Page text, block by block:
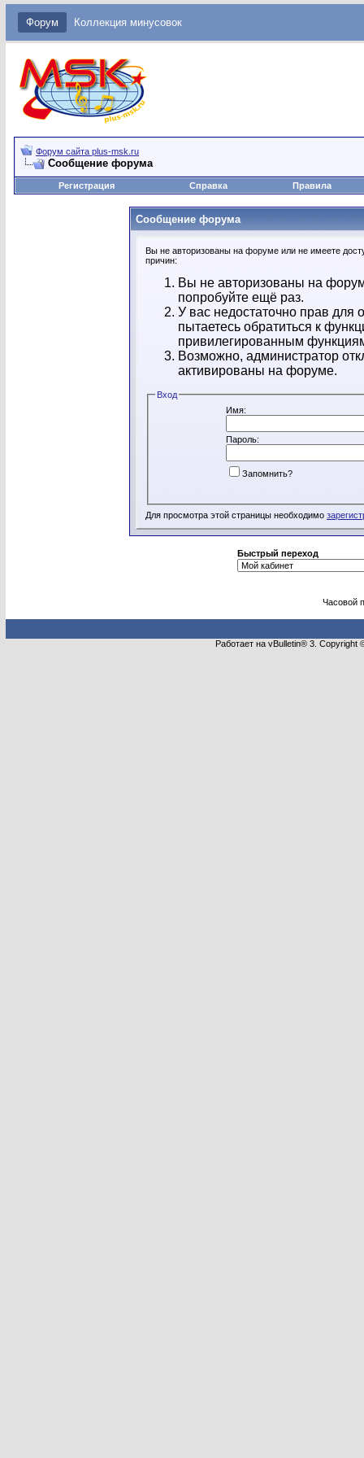
Форум Коллекция минусовок
Форум сайта plus-msk.ru
Сообщение форума
Регистрация Справка Правила
Сообщение форума
Вы не авторизованы на форуме или не имеете
причин:
Вы не авторизованы на
попробуйте ещё раз.
У вас недостаточно прав
пытаетесь обратиться к
привилегированным
Возможно, администратор
активированы на форуме.
Вход
Имя:
Пароль:
Запомнить?
Для просмотра этой страницы необходимо
Быстрый переход
Часовой
Работает на vBulletin® 3.